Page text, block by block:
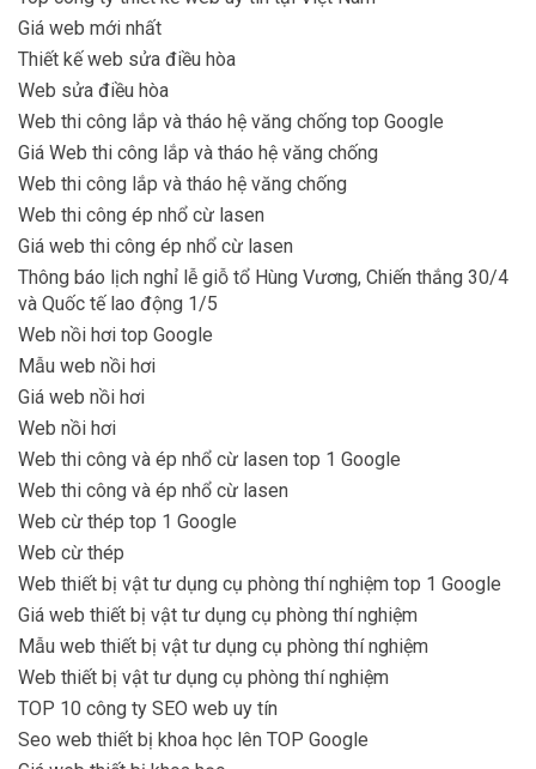
Giá web mới nhất
Thiết kế web sửa điều hòa
Web sửa điều hòa
Web thi công lắp và tháo hệ văng chống top Google
Giá Web thi công lắp và tháo hệ văng chống
Web thi công lắp và tháo hệ văng chống
Web thi công ép nhổ cừ lasen
Giá web thi công ép nhổ cừ lasen
Thông báo lịch nghỉ lễ giỗ tổ Hùng Vương, Chiến thắng 30/4
và Quốc tế lao động 1/5
Web nồi hơi top Google
Mẫu web nồi hơi
Giá web nồi hơi
Web nồi hơi
Web thi công và ép nhổ cừ lasen top 1 Google
Web thi công và ép nhổ cừ lasen
Web cừ thép top 1 Google
Web cừ thép
Web thiết bị vật tư dụng cụ phòng thí nghiệm top 1 Google
Giá web thiết bị vật tư dụng cụ phòng thí nghiệm
Mẫu web thiết bị vật tư dụng cụ phòng thí nghiệm
Web thiết bị vật tư dụng cụ phòng thí nghiệm
TOP 10 công ty SEO web uy tín
Seo web thiết bị khoa học lên TOP Google